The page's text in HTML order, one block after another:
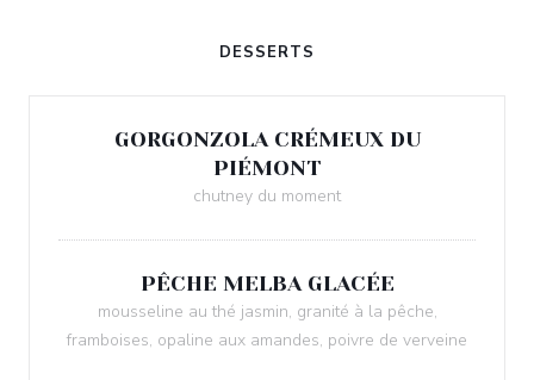
DESSERTS
GORGONZOLA CRÉMEUX DU
PIÉMONT
chutney du moment
PÊCHE MELBA GLACÉE
mousseline au thé jasmin, granité à la pêche,
framboises, opaline aux amandes, poivre de verveine